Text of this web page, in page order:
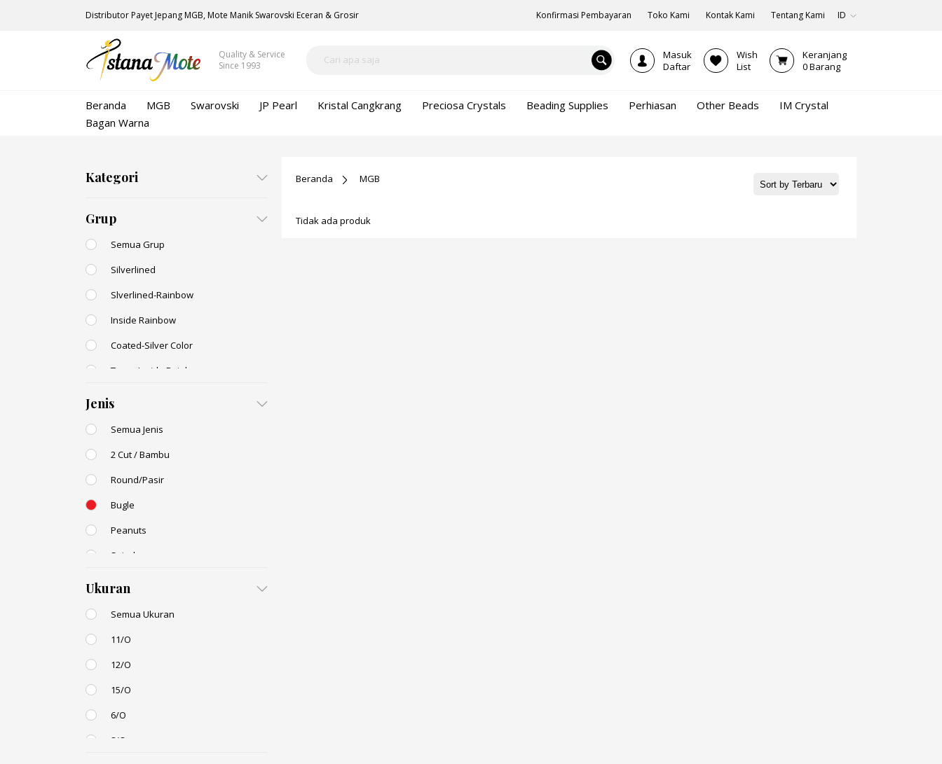
Distributor Payet Jepang MGB, Mote Manik Swarovski Eceran & Grosir Konfirmasi Pembayaran Toko Kami Kontak Kami Tentang Kami ID
Quality & Service
Since 1993
Masuk
Daftar
Wish
List
Keranjang
0Barang
Beranda MGB Swarovski JP Pearl Kristal Cangkrang Preciosa Crystals Beading Supplies Perhiasan Other Beads
IM Crystal
Bagan Warna
Kategori
Grup
Semua Grup
Silverlined
Slverlined-Rainbow
Inside Rainbow
Coated-Silver Color
Trans-Inside Rainbow
Jenis
Semua Jenis
2 Cut / Bambu
Round/Pasir
Bugle
Peanuts
Spiral
Ukuran
Semua Ukuran
11/O
12/O
15/O
6/O
8/O
Beranda MGB
Tidak ada produk